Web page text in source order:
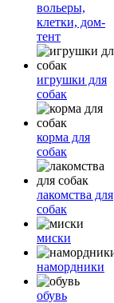
вольеры,
клетки, дом-
тент
игрушки для
собак
корма для
собак
лакомства для
собак
миски
намордники
обувь